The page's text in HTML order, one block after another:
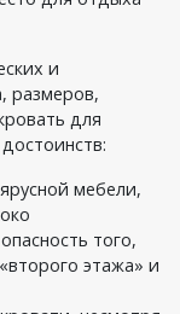
и
размеров,
для
мебели,
того,
этажа» и